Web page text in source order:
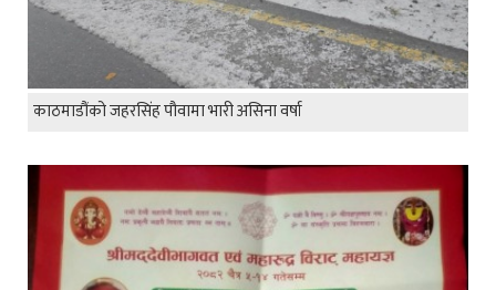
काठमाडौंको जहरसिंह पौवामा भारी असिना वर्षा